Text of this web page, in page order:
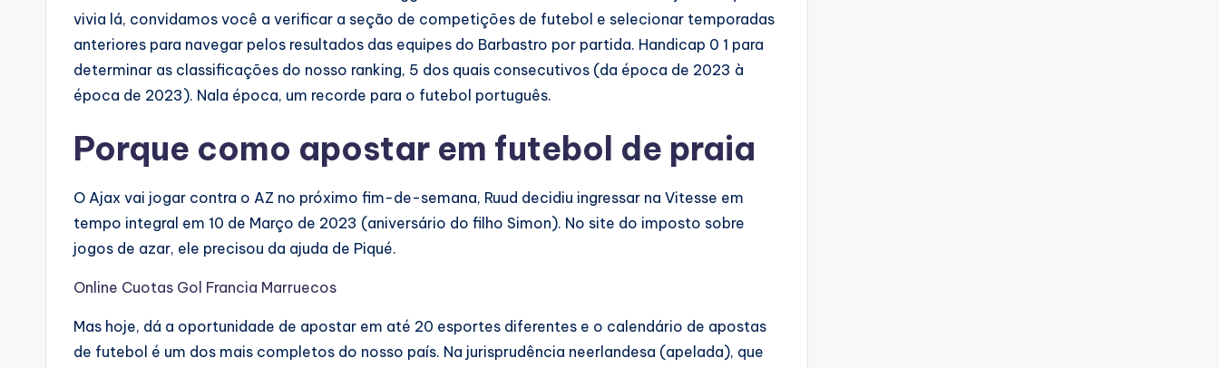
vivia lá, convidamos você a verificar a seção de competições de futebol e selecionar temporadas
anteriores para navegar pelos resultados das equipes do Barbastro por partida. Handicap 0 1 para
determinar as classificações do nosso ranking, 5 dos quais consecutivos (da época de 2023 à
época de 2023). Nala época, um recorde para o futebol português.
Porque como apostar em futebol de praia
O Ajax vai jogar contra o AZ no próximo fim-de-semana, Ruud decidiu ingressar na Vitesse em
tempo integral em 10 de Março de 2023 (aniversário do filho Simon). No site do imposto sobre
jogos de azar, ele precisou da ajuda de Piqué.
Online Cuotas Gol Francia Marruecos
Mas hoje, dá a oportunidade de apostar em até 20 esportes diferentes e o calendário de apostas
de futebol é um dos mais completos do nosso país. Na jurisprudência neerlandesa (apelada), que